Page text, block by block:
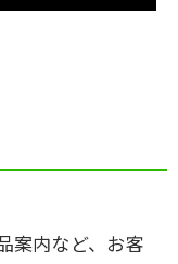
案内など、お客